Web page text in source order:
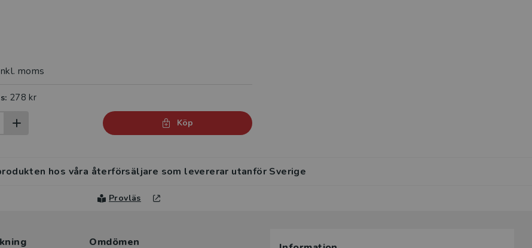
moms
278 kr
Köp
hos våra återförsäljare som levererar utanför Sverige
Provläs
Omdömen